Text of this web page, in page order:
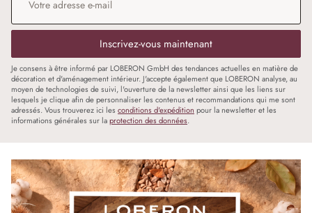
Inscrivez-vous maintenant
Je consens à être informé par LOBERON GmbH des tendances actuelles en matière de
décoration et d'aménagement intérieur. J'accepte également que LOBERON analyse, au
moyen de technologies de suivi, l'ouverture de la newsletter ainsi que les liens sur
lesquels je clique afin de personnaliser les contenus et recommandations qui me sont
adressés. Vous trouverez ici les conditions d'expédition pour la newsletter et les
informations générales sur laprotection des données.